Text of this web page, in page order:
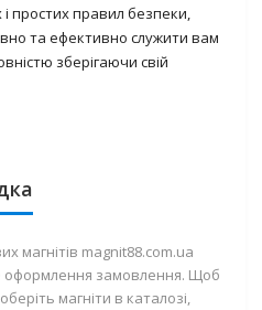
простих правил безпеки,
та ефективно служити вам
зберігаючи свій
магнітів magnit88.com.ua
оформлення замовлення. Щоб
магніти в каталозі,